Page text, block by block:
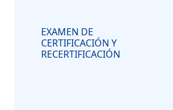
EXAMEN DE
CERTIFICACIÓN Y
RECERTIFICACIÓN